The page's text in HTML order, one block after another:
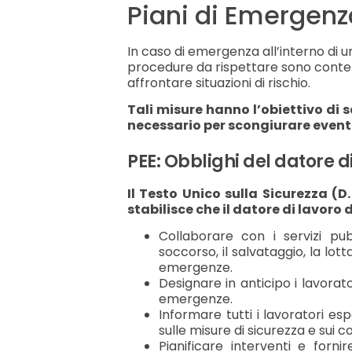
Piani di
In caso di emergenza all’interno di
procedure da rispettare sono
affrontare situazioni di rischio.
Tali misure hanno l’obiettivo
necessario per scongiurare
PEE: Obblighi del datore
Il Testo Unico sulla Sicurezza
stabilisce che il datore di lavoro
Collaborare con i servizi
soccorso, il salvataggio, la
emergenze.
Designare in anticipo i
emergenze.
Informare tutti i lavoratori
sulle misure di sicurezza e sui
Pianificare interventi e